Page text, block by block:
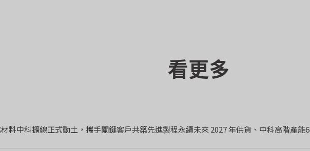
看更多
李長榮先進材料中科擴線正式動土，攜手關鍵客戶共築先